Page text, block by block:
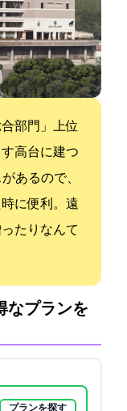
部門」上位
高台に建つ
あるので、
に便利。遠
たりなんて
なプランを
プランを探す